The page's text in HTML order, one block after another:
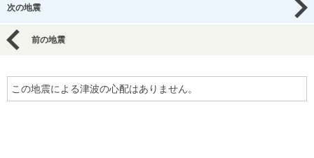
次の地震
前の地震
この地震による津波の心配はありません。